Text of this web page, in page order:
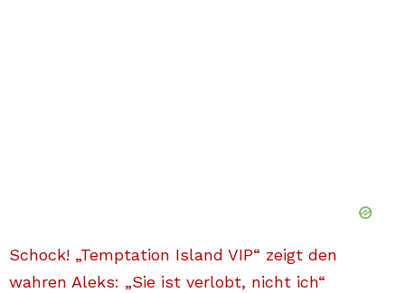
Schock! „Temptation Island VIP“ zeigt den
wahren Aleks: „Sie ist verlobt, nicht ich“